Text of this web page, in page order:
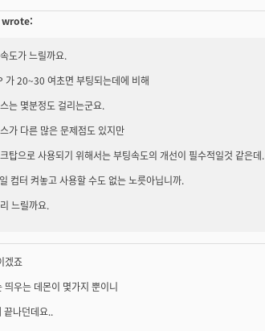
도가 느릴까요.
가 20~30 여초면 부팅되는데에 비해
는 몇분정도 걸리는군요.
가 다른 많은 문제점도 있지만
탑으로 사용되기 위해서는 부팅속도의 개선이 필수적일것 같은데.
컴터 켜놓고 사용할 수도 없는 노릇아닙니까.
느릴까요.
겠죠
띄우는 데몬이 몇가지 뿐이니
나던데요..